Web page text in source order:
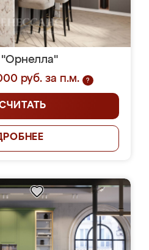
"Орнелла"
руб. за п.м.
?